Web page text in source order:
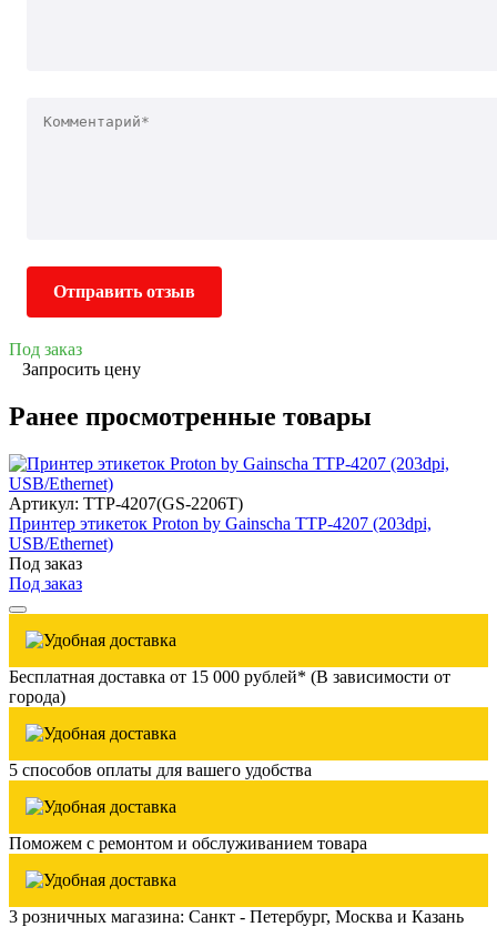
Отправить отзыв
Под заказ
Запросить цену
Ранее просмотренные товары
Артикул: TTP-4207(GS-2206T)
Принтер этикеток Proton by Gainscha TTP-4207 (203dpi,
USB/Ethernet)
Под заказ
Под заказ
Бесплатная доставка от 15 000 рублей* (В зависимости от
города)
5 способов оплаты для вашего удобства
Поможем с ремонтом и обслуживанием товара
3 розничных магазина: Санкт - Петербург, Москва и Казань